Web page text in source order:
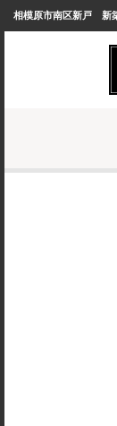
相模原市南区新戸 新